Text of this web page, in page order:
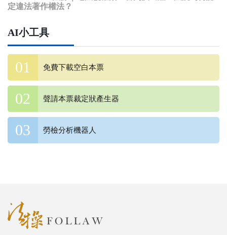
定違法著作權法？
AI小工具
免費下載空白本票
聲請本票裁定狀產生器
勞檢分析機器人